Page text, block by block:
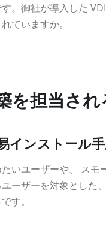
。御社が導入した
ていますか。
を担当され
インストール
いユーザーや、 スモ
ーザーを対象とした
す。